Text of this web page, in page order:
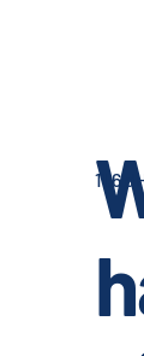
11,6